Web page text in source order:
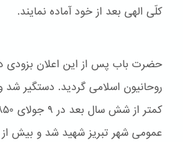
کلّی الهی بعد از خود آماده نمایند.
حضرت باب پس از این اعلان بزودی
روحانیون اسلامی گردید. دستگیر شد و